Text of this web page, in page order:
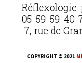
05 59 59 40
7, rue de
COPYRIGHT © 2021